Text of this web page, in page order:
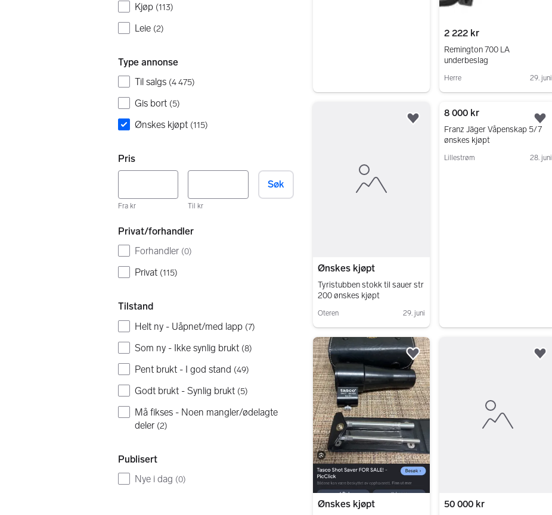
Kjøp (113)
Leie (2)
Type annonse
Til salgs (4 475)
Gis bort (5)
Ønskes kjøpt (115)
Pris
Fra kr Til kr
Søk
Privat/forhandler
Forhandler (0)
Privat (115)
Tilstand
Helt ny - Uåpnet/med lapp (7)
Som ny - Ikke synlig brukt (8)
Pent brukt - I god stand (49)
Godt brukt - Synlig brukt (5)
Må fikses - Noen mangler/ødelagte
deler (2)
Publisert
Nye i dag (0)
2 222 kr
Remington 700 LA
underbeslag
Herre 29. juni
Ønskes kjøpt
Tyristubben stokk til sauer str
200 ønskes kjøpt
Oteren 29. juni
Legg til som favoritt.
8 000 kr
Franz Jäger Våpenskap 5/7
ønskes kjøpt
Lillestrøm 28. juni
Ønskes kjøpt
Legg til som favoritt.
50 000 kr